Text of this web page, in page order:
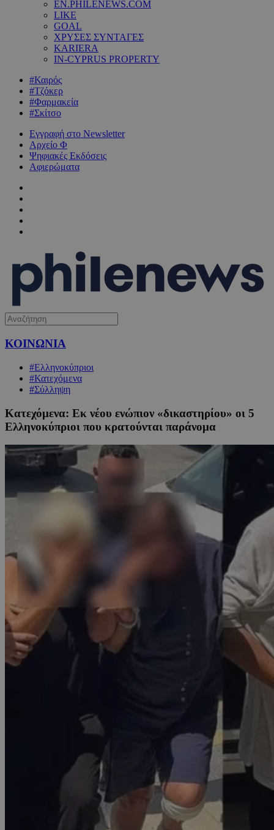
EN.PHILENEWS.COM
LIKE
GOAL
ΧΡΥΣΕΣ ΣΥΝΤΑΓΕΣ
KARIERA
IN-CYPRUS PROPERTY
#Καιρός
#Τζόκερ
#Φαρμακεία
#Σκίτσο
Εγγραφή στο Newsletter
Αρχείο Φ
Ψηφιακές Εκδόσεις
Αφιερώματα
ΚΟΙΝΩΝΙΑ
#Ελληνοκύπριοι
#Κατεχόμενα
#Σύλληψη
Κατεχόμενα: Εκ νέου ενώπιον «δικαστηρίου» οι 5
Ελληνοκύπριοι που κρατούνται παράνομα